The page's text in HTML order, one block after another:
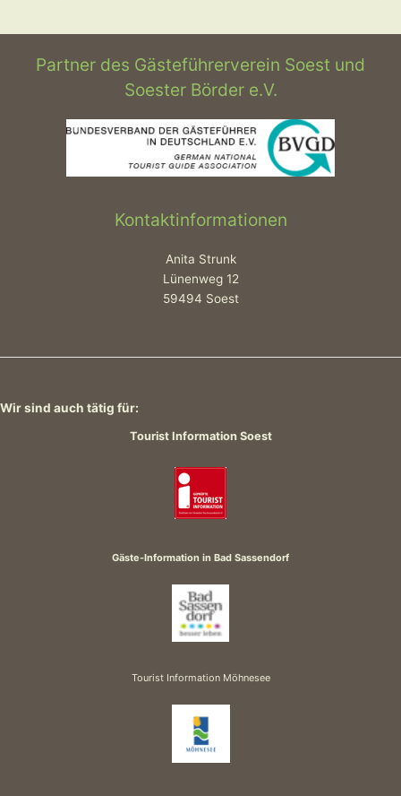
Partner des Gästeführerverein Soest und
Soester Börder e.V.
Kontaktinformationen
Anita Strunk
Lünenweg 12
59494 Soest
Wir sind auch tätig für:
Tourist Information Soest
Gäste-Information in Bad Sassendorf
Tourist Information Möhnesee